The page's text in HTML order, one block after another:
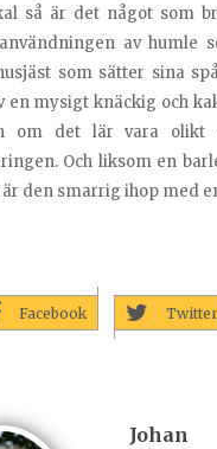
så är det något som
av humle
som sätter sina
en mysigt knäckig och
om det lär vara olikt
Och liksom en
den smarrig ihop med
Facebook Twitter
Johan